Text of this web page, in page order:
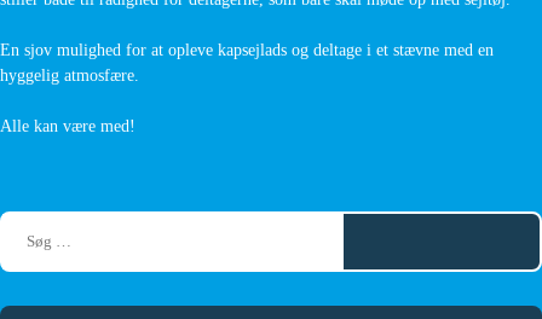
En sjov mulighed for at opleve kapsejlads og deltage i et stævne med en
hyggelig atmosfære.
Alle kan være med!